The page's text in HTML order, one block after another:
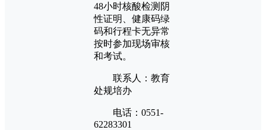
48小时核酸检测阴
性证明、健康码绿
码和行程卡无异常
按时参加现场审核
和考试。
联系人：教育
处规培办
电话：0551-
62283301